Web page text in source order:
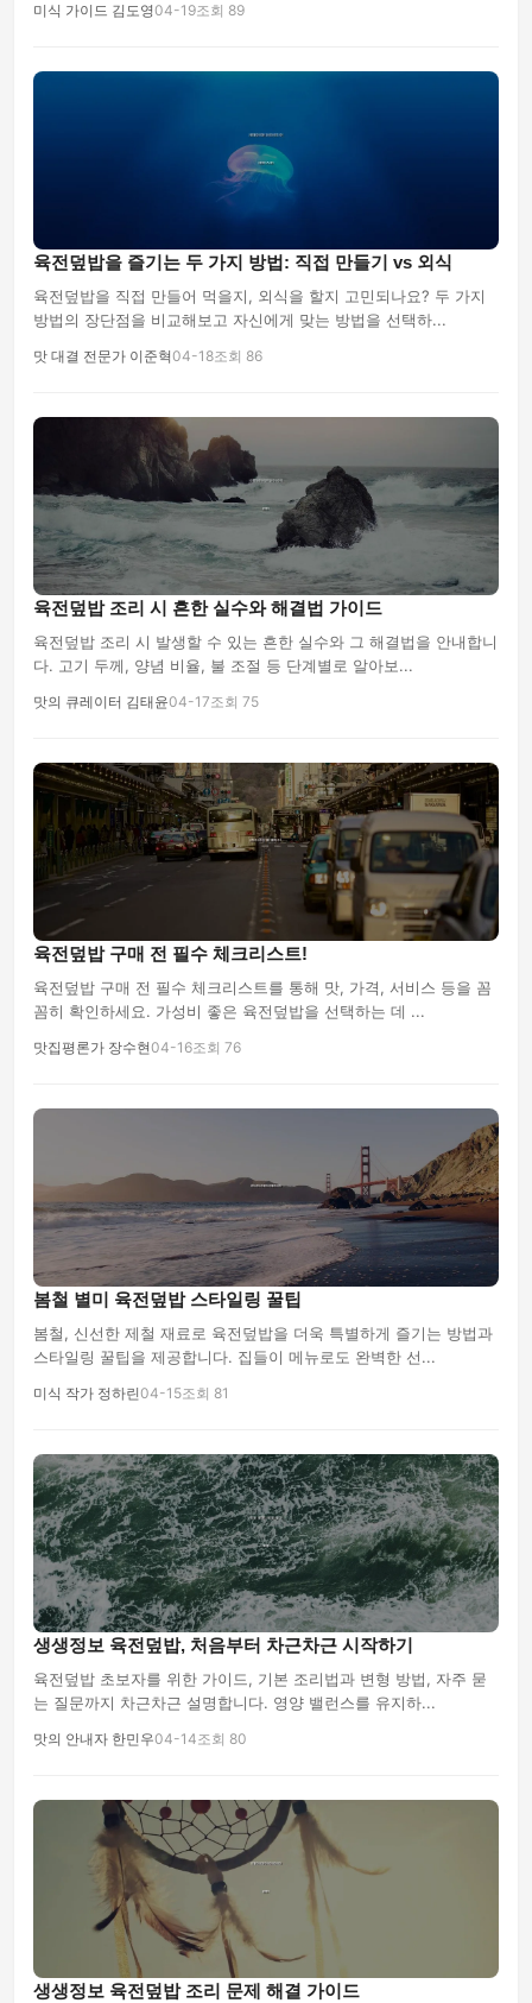
미식 가이드 김도영04-19조회 89
육전덮밥을 즐기는 두 가지 방법: 직접 만들기 vs 외식
육전덮밥을 직접 만들어 먹을지, 외식을 할지 고민되나요? 두 가지
방법의 장단점을 비교해보고 자신에게 맞는 방법을 선택하...
맛 대결 전문가 이준혁04-18조회 86
육전덮밥 조리 시 흔한 실수와 해결법 가이드
육전덮밥 조리 시 발생할 수 있는 흔한 실수와 그 해결법을 안내합니
다. 고기 두께, 양념 비율, 불 조절 등 단계별로 알아보...
맛의 큐레이터 김태윤04-17조회 75
육전덮밥 구매 전 필수 체크리스트!
육전덮밥 구매 전 필수 체크리스트를 통해 맛, 가격, 서비스 등을 꼼
꼼히 확인하세요. 가성비 좋은 육전덮밥을 선택하는 데 ...
맛집평론가 장수현04-16조회 76
봄철 별미 육전덮밥 스타일링 꿀팁
봄철, 신선한 제철 재료로 육전덮밥을 더욱 특별하게 즐기는 방법과
스타일링 꿀팁을 제공합니다. 집들이 메뉴로도 완벽한 선...
미식 작가 정하린04-15조회 81
생생정보 육전덮밥, 처음부터 차근차근 시작하기
육전덮밥 초보자를 위한 가이드, 기본 조리법과 변형 방법, 자주 묻
는 질문까지 차근차근 설명합니다. 영양 밸런스를 유지하...
맛의 안내자 한민우04-14조회 80
생생정보 육전덮밥 조리 문제 해결 가이드